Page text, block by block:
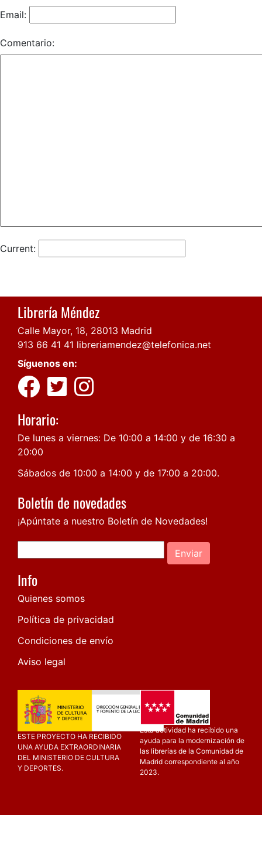
Email:
Comentario:
Current:
Librería Méndez
Calle Mayor, 18, 28013 Madrid
913 66 41 41 libreriamendez@telefonica.net
Síguenos en:
Horario:
De lunes a viernes: De 10:00 a 14:00 y de 16:30 a
20:00
Sábados de 10:00 a 14:00 y de 17:00 a 20:00.
Boletín de novedades
¡Apúntate a nuestro Boletín de Novedades!
Enviar
Info
Quienes somos
Política de privacidad
Condiciones de envío
Aviso legal
ESTE PROYECTO HA RECIBIDO
UNA AYUDA EXTRAORDINARIA
DEL MINISTERIO DE CULTURA
Y DEPORTES.
Esta actividad ha recibido una
ayuda para la modernización de
las librerías de la Comunidad de
Madrid correspondiente al año
2023.